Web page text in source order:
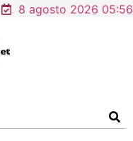
8 agosto 2026 05:56